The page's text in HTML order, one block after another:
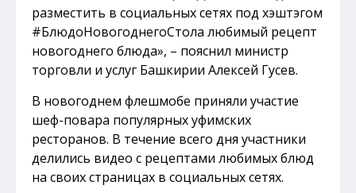
разместить в социальных сетях под хэштэгом
#БлюдоНовогоднегоСтола любимый рецепт
новогоднего блюда», – пояснил министр
торговли и услуг Башкирии Алексей Гусев.
В новогоднем флешмобе приняли участие
шеф-повара популярных уфимских
ресторанов. В течение всего дня участники
делились видео с рецептами любимых блюд
на своих страницах в социальных сетях.